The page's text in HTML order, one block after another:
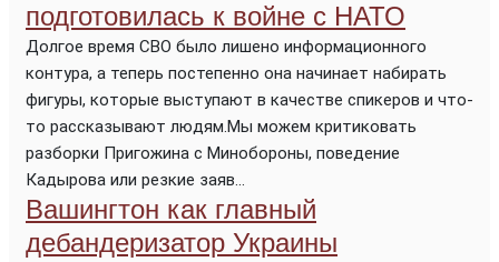
подготовилась к войне с НАТО
Долгое время СВО было лишено информационного
контура, а теперь постепенно она начинает набирать
фигуры, которые выступают в качестве спикеров и что-
то рассказывают людям.Мы можем критиковать
разборки Пригожина с Минобороны, поведение
Кадырова или резкие заяв...
Вашингтон как главный
дебандеризатор Украины